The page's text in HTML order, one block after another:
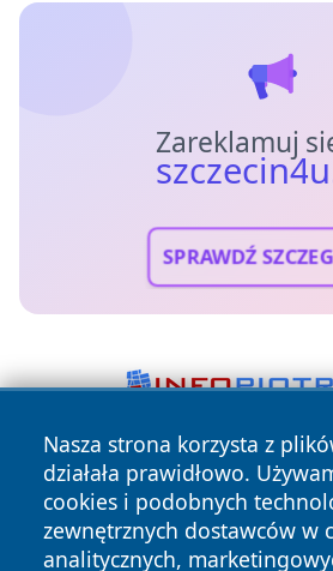
Zareklamuj
SPRAWDŹ
Nasza strona korzysta z
działała prawidłowo.
cookies i podobnych
zewnętrznych dostawców w
analitycznych,